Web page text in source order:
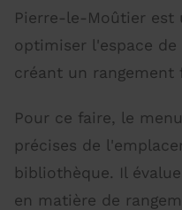
Pierre-le-Moûtier est
optimiser l'espace
créant un
Pour ce faire, le
précises de
bibliothèque. Il
en matière de